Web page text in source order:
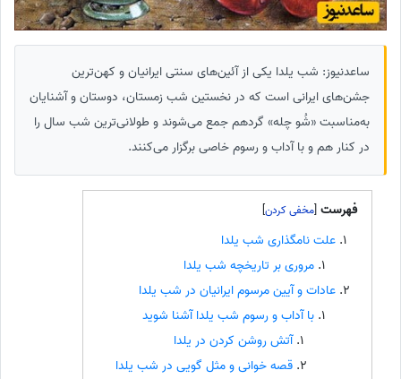
ساعدنیوز: شب یلدا یکی از آئین‌های سنتی ایرانیان و کهن‌ترین
جشن‌های ایرانی است که در نخستین شب زمستان، دوستان و آشنایان
به‌مناسبت «شُو چله» گرد‌هم جمع می‌شوند و طولانی‌ترین شب سال را
در کنار هم و با آداب و رسوم خاصی برگزار می‌کنند.
فهرست
علت نامگذاری شب یلدا
مروری بر تاریخچه شب یلدا
عادات و آیین مرسوم ایرانیان در شب یلدا
با آداب و رسوم شب یلدا آشنا شوید
آتش روشن کردن در یلدا
قصه خوانی و مثل گویی در شب یلدا